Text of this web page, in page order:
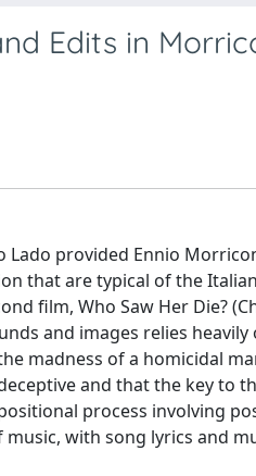
Edits in
provided Ennio
that are typical of the
film, Who Saw Her Die?
and images relies heavily
madness of a homicidal
and that the key to
process involving
with song lyrics and